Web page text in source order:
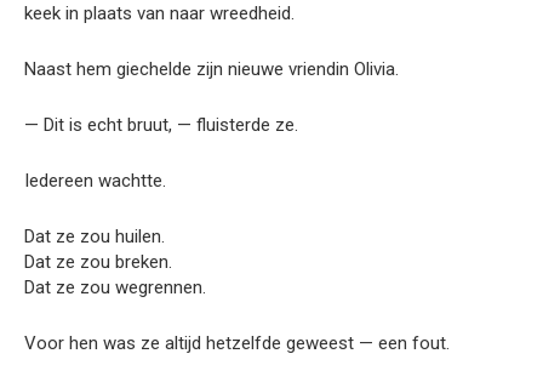
keek in plaats van naar wreedheid.
Naast hem giechelde zijn nieuwe vriendin Olivia.
— Dit is echt bruut, — fluisterde ze.
Iedereen wachtte.
Dat ze zou huilen.
Dat ze zou breken.
Dat ze zou wegrennen.
Voor hen was ze altijd hetzelfde geweest — een fout.